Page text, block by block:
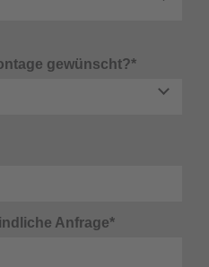
gewünscht?*
Anfrage*